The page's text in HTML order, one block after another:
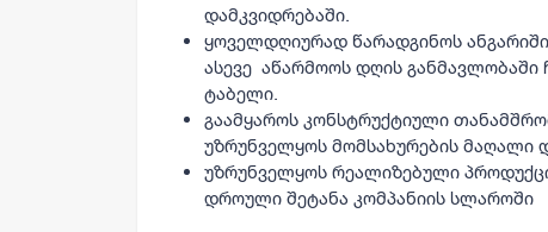
დამკვიდრებაში.
ყოველდღიურად წარადგინოს
ასევე აწარმოოს დღის განმავლობაში
ტაბელი.
გაამყაროს კონსტრუქტიული
უზრუნველყოს მომსახურების მაღალი
უზრუნველყოს რეალიზებული
დროული შეტანა კომპანიის სლაროში